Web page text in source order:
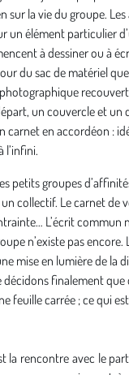
sur la vie du groupe.
un élément particulier
à dessiner ou à
du sac de matériel que
un couvercle et un
carnet en accordéon :
l’infini.
petits groupes
collectif. Le carnet de
L’écrit commun
n’existe pas encore.
mise en lumière de la
décidons finalement que
feuille carrée ; ce qui
la rencontre avec le